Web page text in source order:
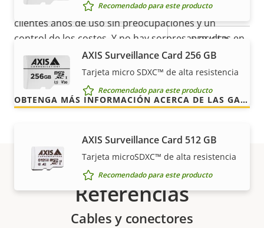
Clasificación IP IP66
Sostenibilidad
BFR/CFR
free, PVC
free
Recomendado para este producto
AXIS Surveillance Card 256 GB
Tarjeta micro SDXC™ de alta resistencia
Recomendado para este producto
AXIS Surveillance Card 512 GB
Tarjeta microSDXC™ de alta resistencia
Recomendado para este producto
Cables y conectores
Nuestra nueva garantía de 5 años brinda a nuestros
clientes años de uso sin preocupaciones y un
control de los costes. Y no hay sorpresas ocultas en
la factura, lo que prometemos es exactamente lo
que recibe.
OBTENGA MÁS INFORMACIÓN ACERCA DE LAS GARANTÍAS DE AXIS
Referencias